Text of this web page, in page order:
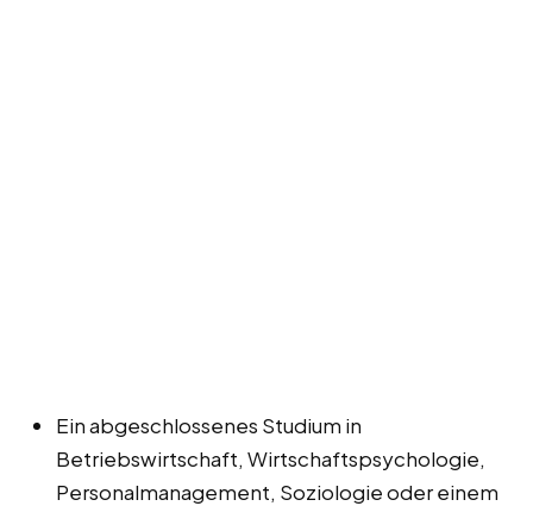
Ein abgeschlossenes Studium in
Betriebswirtschaft, Wirtschaftspsychologie,
Personalmanagement, Soziologie oder einem